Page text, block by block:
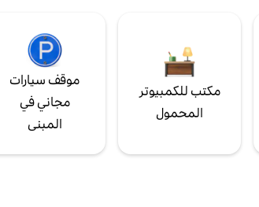
مكتب للكمبيوتر
المحمول
موقف سيارات
مجاني في
المبنى